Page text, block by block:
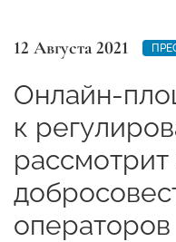
12 Августа 2021
Онлайн-
к
операторов